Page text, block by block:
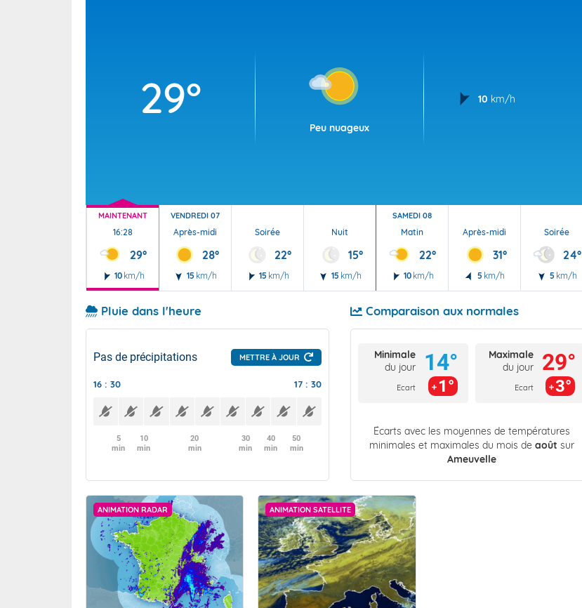
29°
Peu nuageux
10 km/h
MAINTENANT
16:28
29°
10 km/h
VENDREDI 07
Après-midi
28°
15 km/h
Soirée
22°
15 km/h
Nuit
15°
15 km/h
SAMEDI 08
Matin
22°
10 km/h
Après-midi
31°
5 km/h
Soirée
24°
5 km/h
Pluie dans l'heure
Pas de précipitations METTRE À JOUR
16 : 30 17 : 30
5
min
10
min
20
min
30
min
40
min
50
min
Comparaison aux normales
Minimale
du jour
Ecart
14°
1°
Maximale
du jour
Ecart
29°
3°
Écarts avec les moyennes de températures
minimales et maximales du mois de août sur
Ameuvelle
ANIMATION RADAR ANIMATION SATELLITE